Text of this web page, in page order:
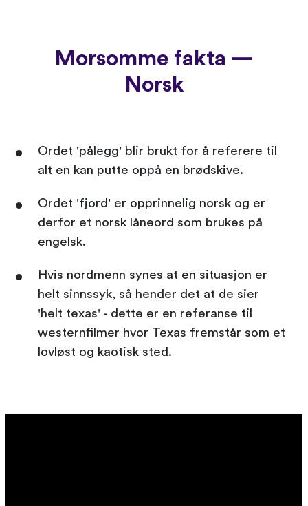
Morsomme fakta —
Norsk
Ordet 'pålegg' blir brukt for å referere til
alt en kan putte oppå en brødskive.
Ordet 'fjord' er opprinnelig norsk og er
derfor et norsk låneord som brukes på
engelsk.
Hvis nordmenn synes at en situasjon er
helt sinnssyk, så hender det at de sier
'helt texas' - dette er en referanse til
westernfilmer hvor Texas fremstår som et
lovløst og kaotisk sted.